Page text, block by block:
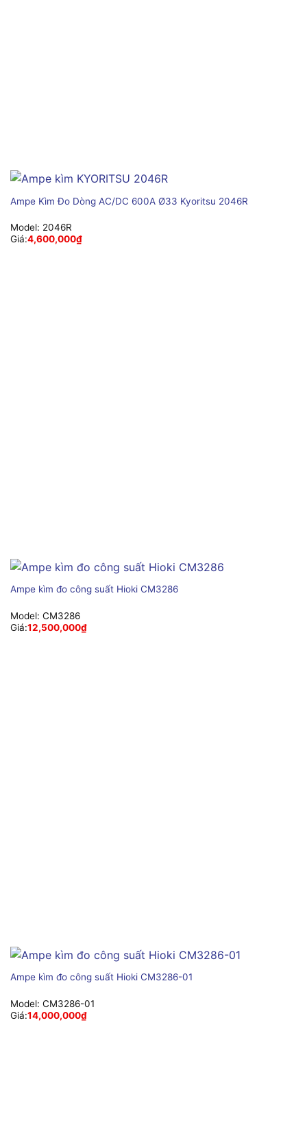
Ampe Kìm Đo Dòng AC/DC 600A Ø33 Kyoritsu 2046R
Model: 2046R
Giá:4,600,000₫
Ampe kìm đo công suất Hioki CM3286
Model: CM3286
Giá:12,500,000₫
Ampe kìm đo công suất Hioki CM3286-01
Model: CM3286-01
Giá:14,000,000₫